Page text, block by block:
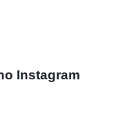
Instagram